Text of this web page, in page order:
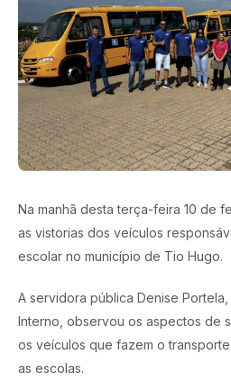
Na manhã desta terça-feira 10 de
as vistorias dos veículos
escolar no município de Tio Hugo.
A servidora pública Denise
Interno, observou os aspectos de
os veículos que fazem o
as escolas.